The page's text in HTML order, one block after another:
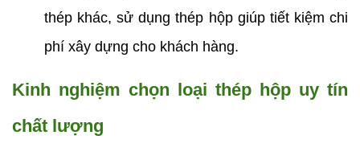
thép khác, sử dụng thép hộp giúp tiết kiệm chi
phí xây dựng cho khách hàng.
Kinh nghiệm chọn loại thép hộp uy tín
chất lượng